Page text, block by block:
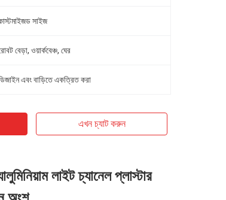
সাইজ
বেড়া, ওয়ার্কবেঞ্চ, ঘের
এবং বাড়িতে একত্রিত করা
এখন চ্যাট করুন
লাইট চ্যানেল প্লাস্টার